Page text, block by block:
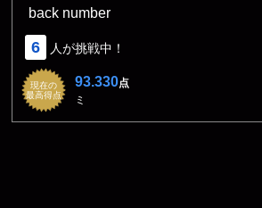
back number
6 人が挑戦中！
現在の
最高得点
93.330点
ミ